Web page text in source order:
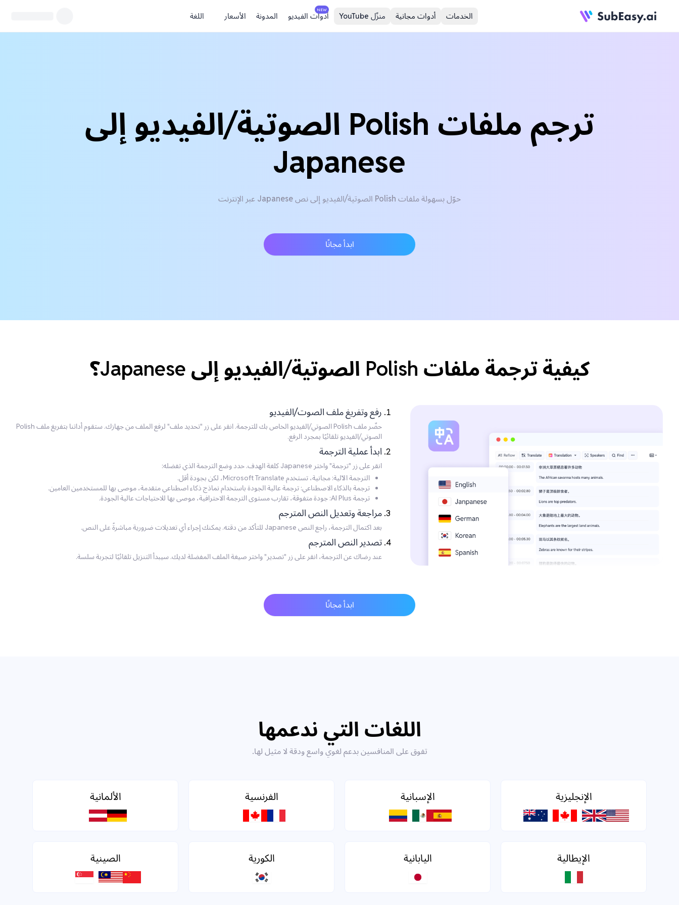
الخدمات أدوات مجانية منزّل YouTube
NEW
أدوات الفيديو المدونة الأسعار اللغة
ترجم ملفات Polish الصوتية/الفيديو إلى
Japanese
حوّل بسهولة ملفات Polish الصوتية/الفيديو إلى نص Japanese عبر الإنترنت
ابدأ مجانًا
كيفية ترجمة ملفات Polish الصوتية/الفيديو إلى Japanese؟
رفع وتفريغ ملف الصوت/الفيديو
حضّر ملف Polish الصوتي/الفيديو الخاص بك للترجمة. انقر على زر "تحديد ملف" لرفع الملف من جهازك. ستقوم أداتنا بتفريغ ملف Polish
الصوتي/الفيديو تلقائيًا بمجرد الرفع.
ابدأ عملية الترجمة
انقر على زر "ترجمة" واختر Japanese كلغة الهدف. حدد وضع الترجمة الذي تفضله:
الترجمة الآلية: مجانية، تستخدم Microsoft Translate، لكن بجودة أقل.
ترجمة بالذكاء الاصطناعي: ترجمة عالية الجودة باستخدام نماذج ذكاء اصطناعي متقدمة، موصى بها للمستخدمين العامين.
ترجمة AI Plus: جودة متفوقة، تقارب مستوى الترجمة الاحترافية، موصى بها للاحتياجات عالية الجودة.
مراجعة وتعديل النص المترجم
بعد اكتمال الترجمة، راجع النص Japanese للتأكد من دقته. يمكنك إجراء أي تعديلات ضرورية مباشرةً على النص.
تصدير النص المترجم
عند رضاك عن الترجمة، انقر على زر "تصدير" واختر صيغة الملف المفضلة لديك. سيبدأ التنزيل تلقائيًا لتجربة سلسة.
ابدأ مجانًا
اللغات التي ندعمها
تفوق على المنافسين بدعم لغوي واسع ودقة لا مثيل لها.
الإنجليزية الإسبانية الفرنسية الألمانية
الإيطالية اليابانية الكورية الصينية